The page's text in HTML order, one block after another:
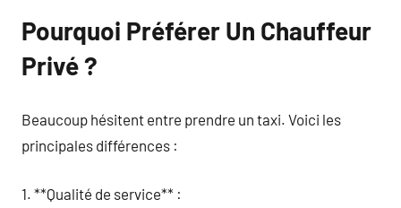
Pourquoi Préférer Un Chauffeur
Privé ?
Beaucoup hésitent entre prendre un taxi. Voici les
principales différences :
1. **Qualité de service** :